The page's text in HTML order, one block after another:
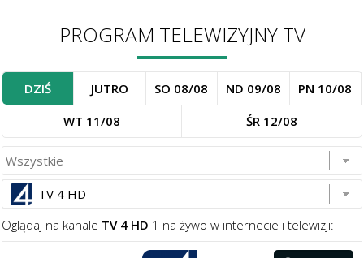
PROGRAM TELEWIZYJNY TV
DZIŚ JUTRO SO 08/08 ND 09/08
PN 10/08
WT 11/08
ŚR 12/08
TV 4 HD
Oglądaj na kanale TV 4 HD 1 na żywo w internecie i telewizji: